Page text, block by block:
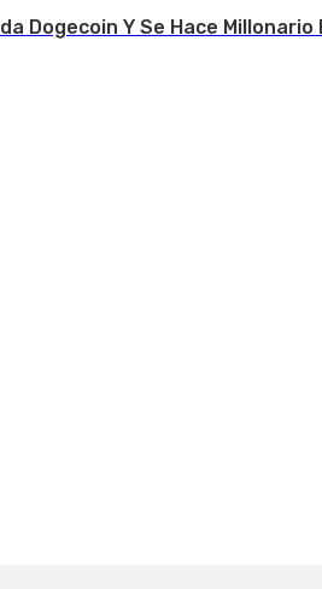
Dogecoin Y Se Hace